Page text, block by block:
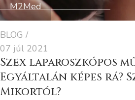
M2Med
BLOG
07 júl 2021
Szex laparoszkópos
Egyáltalán képes rá?
Mikortól?